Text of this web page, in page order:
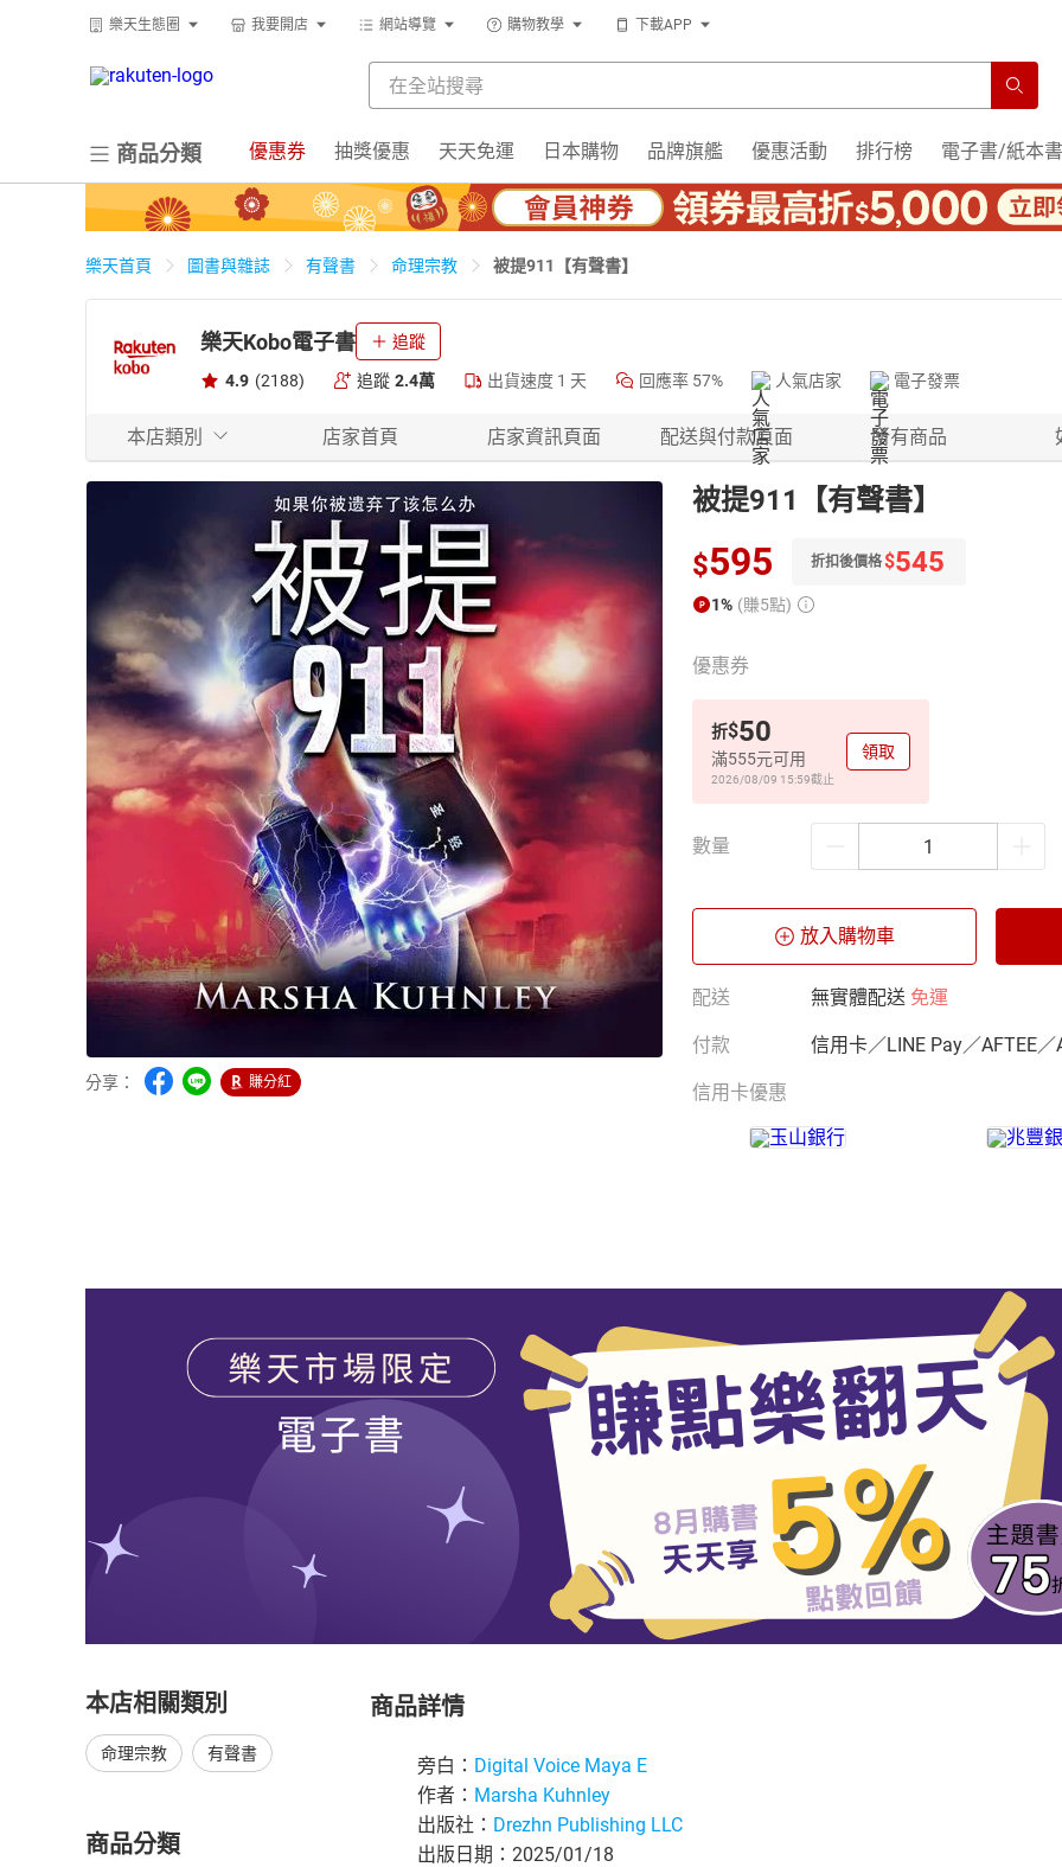
樂天生態圈 我要開店 網站導覽 購物教學 下載APP
商品分類 優惠券 抽獎優惠 天天免運 日本購物 品牌旗艦 優惠活動 排行榜 電子書/紙本書
樂天首頁 圖書與雜誌 有聲書 命理宗教 被提911【有聲書】
樂天Kobo電子書 追蹤
4.9 (2188) 追蹤 2.4萬 出貨速度 1 天 回應率 57% 人氣店家 電子發票
本店類別 店家首頁 店家資訊頁面 配送與付款頁面 所有商品
分享： 賺分紅
被提911【有聲書】
$595 折扣後價格$545
1% (賺5點)
優惠券
折$50
滿555元可用
2026/08/09 15:59截止
領取
數量
放入購物車
配送 無實體配送 免運
付款 信用卡／LINE Pay／AFTEE／
信用卡優惠
本店相關類別
命理宗教 有聲書
商品分類
商品詳情
旁白： Digital Voice Maya E
作者： Marsha Kuhnley
出版社： Drezhn Publishing LLC
出版日期：2025/01/18